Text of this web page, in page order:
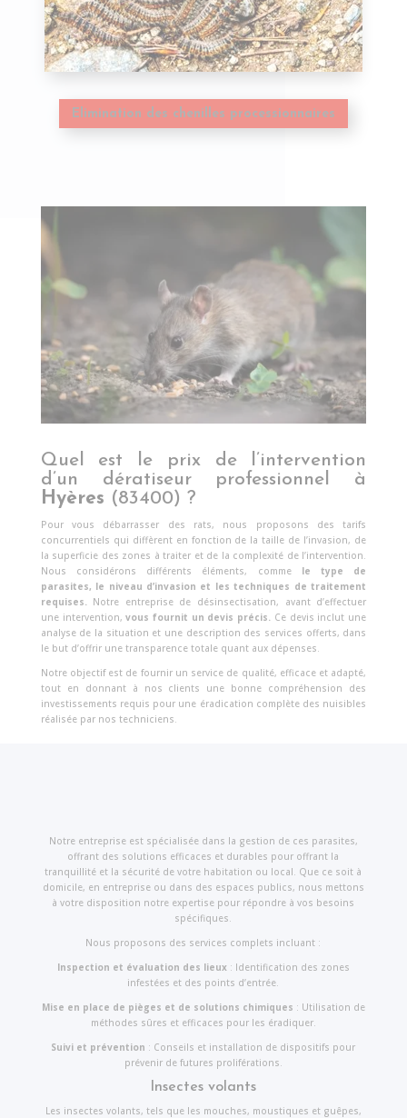
Elimination des chenilles processionnaires
Quel est le prix de l’intervention
d’un dératiseur professionnel à
Hyères (83400) ?
Pour vous débarrasser des rats, nous proposons des tarifs
concurrentiels qui diffèrent en fonction de la taille de l’invasion, de
la superficie des zones à traiter et de la complexité de l’intervention.
Nous considérons différents éléments, commele type de
parasites, le niveau d’invasion et les techniques de traitement
requises.
Notre entreprise de désinsectisation, avant d’effectuer
une intervention,vous fournit un devis précis.
Ce devis inclut une
analyse de la situation et une description des services offerts, dans
le but d’offrir une transparence totale quant aux dépenses.
Notre objectif est de fournir un service de qualité, efficace et adapté,
tout en donnant à nos clients une bonne compréhension des
investissements requis pour une éradication complète des nuisibles
réalisée par nos techniciens.
Notre entreprise est spécialisée dans la gestion de ces parasites,
offrant des solutions efficaces et durables pour offrant la
tranquillité et la sécurité de votre habitation ou local. Que ce soit à
domicile, en entreprise ou dans des espaces publics, nous mettons
à votre disposition notre expertise pour répondre à vos besoins
spécifiques.
Nous proposons des services complets incluant :
Inspection et évaluation des lieux: Identification des zones
infestées et des points d’entrée.
Mise en place de pièges et de solutions chimiques : Utilisation de
méthodes sûres et efficaces pour les éradiquer.
Suivi et prévention : Conseils et installation de dispositifs pour
prévenir de futures proliférations.
Insectes volants
Les insectes volants, tels que les mouches, moustiques et guêpes,